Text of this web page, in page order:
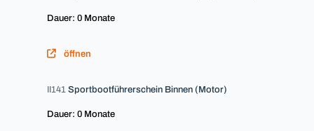
Dauer: 0 Monate
öffnen
II141 Sportbootführerschein Binnen (Motor)
Dauer: 0 Monate